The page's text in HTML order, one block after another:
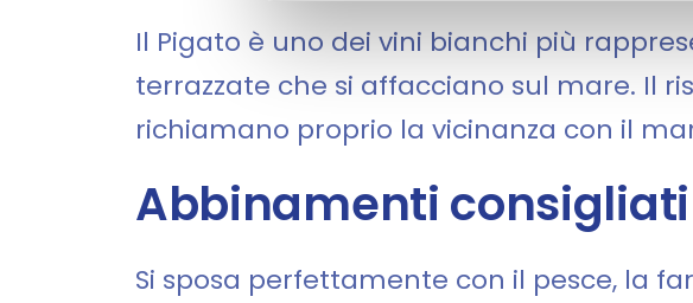
Il Pigato è uno dei vini bianchi più
terrazzate che si affacciano sul mare. Il
richiamano proprio la vicinanza con il
Abbinamenti consigliati
Si sposa perfettamente con il pesce, la